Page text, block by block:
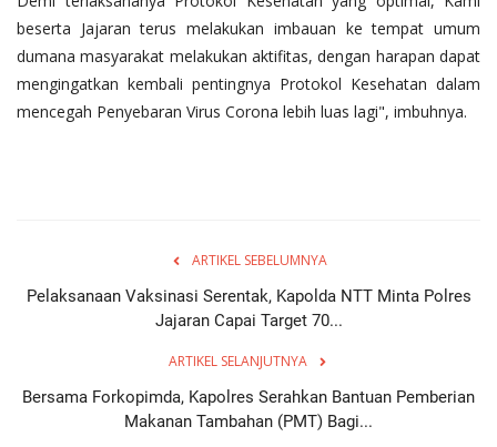
beserta Jajaran terus melakukan imbauan ke tempat umum
dumana masyarakat melakukan aktifitas, dengan harapan dapat
mengingatkan kembali pentingnya Protokol Kesehatan dalam
mencegah Penyebaran Virus Corona lebih luas lagi", imbuhnya.
ARTIKEL SEBELUMNYA
Pelaksanaan Vaksinasi Serentak, Kapolda NTT Minta Polres
Jajaran Capai Target 70...
ARTIKEL SELANJUTNYA
Bersama Forkopimda, Kapolres Serahkan Bantuan Pemberian
Makanan Tambahan (PMT) Bagi...